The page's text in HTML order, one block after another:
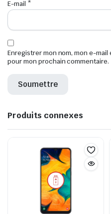
E-mail *
Enregistrer mon nom, mon e-
pour mon prochain commentaire.
Produits connexes